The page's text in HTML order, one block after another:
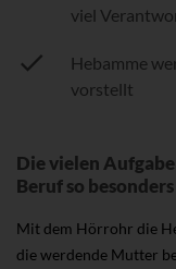
viel
Hebamme
vorstellt
Die vielen
Beruf so
Mit dem Hörrohr die
die werdende Mutter